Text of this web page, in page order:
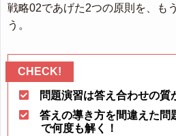
戦略02であげた2つの原則を、も
う。
問題演習は答え合わせの質
答えの導き方を間違えた問
で何度も解く！